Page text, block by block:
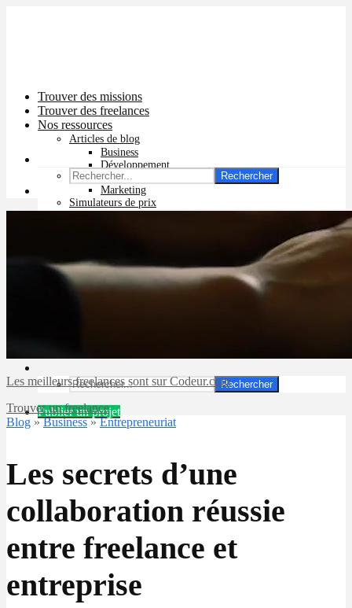
Trouver des missions
Trouver des freelances
Nos ressources
Articles de blog
Business
Développement
Graphisme
Marketing
Simulateurs de prix
Prix pub Instagram
Prix logiciel
Prix chatbot
Rechercher
Publier un projet
Rechercher
Les meilleurs freelances sont sur Codeur.com
Trouver un freelance
Blog »Business»Entrepreneuriat
Les secrets d’une
collaboration réussie
entre freelance et
entreprise